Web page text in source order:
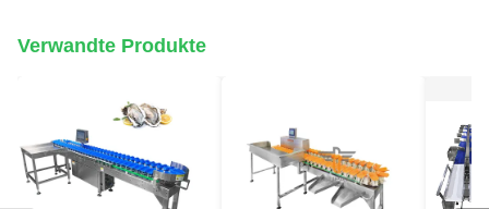
Verwandte Produkte